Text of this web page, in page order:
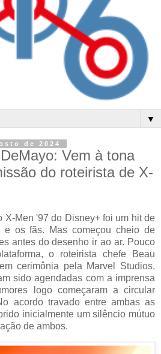
▼
de 2024
Vem à tona
do roteirista de X-
X-Men '97 do Disney+ foi um hit de
e os fãs. Mas começou cheio de
antes do desenho ir ao ar. Pouco
o roteirista chefe Beau
cerimônia pela Marvel Studios.
sido agendadas com a imprensa
logo começaram a circular
acordo travado entre ambas as
inicialmente um silêncio mútuo
de ambos.